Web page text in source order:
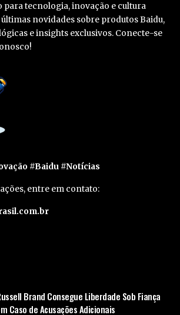
para tecnologia, inovação e cultura
novidades sobre produtos Baidu,
e insights exclusivos. Conecte-se
#Baidu #Notícias
entre em contato:
Brand Consegue Liberdade Sob Fiança
Caso de Acusações Adicionais